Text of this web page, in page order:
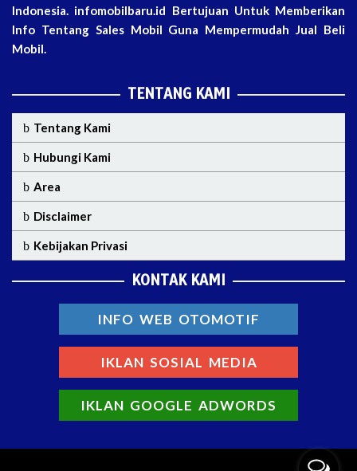
Indonesia. infomobilbaru.id Bertujuan Untuk Memberikan
Info Tentang Sales Mobil Guna Mempermudah Jual Beli
Mobil.
TENTANG KAMI
Tentang Kami
Hubungi Kami
Area
Disclaimer
Kebijakan Privasi
KONTAK KAMI
INFO WEB OTOMOTIF
IKLAN SOSIAL MEDIA
IKLAN GOOGLE ADWORDS